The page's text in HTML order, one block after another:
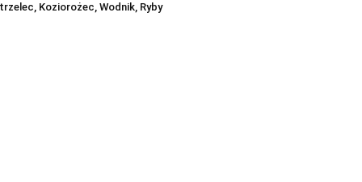
Koziorożec, Wodnik, Ryby